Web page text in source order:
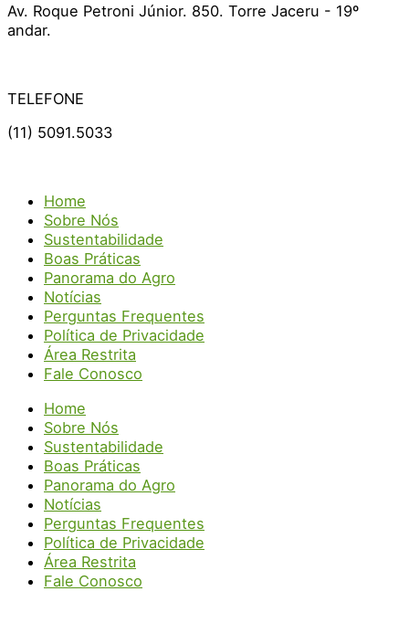
Av. Roque Petroni Júnior. 850. Torre Jaceru - 19º
andar.
TELEFONE
(11) 5091.5033
Home
Sobre Nós
Sustentabilidade
Boas Práticas
Panorama do Agro
Notícias
Perguntas Frequentes
Política de Privacidade
Área Restrita
Fale Conosco
Home
Sobre Nós
Sustentabilidade
Boas Práticas
Panorama do Agro
Notícias
Perguntas Frequentes
Política de Privacidade
Área Restrita
Fale Conosco